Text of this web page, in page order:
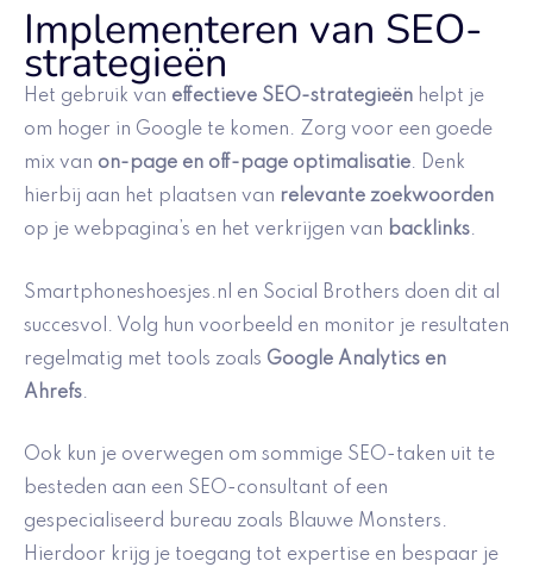
Implementeren van SEO-
strategieën
Het gebruik van effectieve SEO-strategieën helpt je
om hoger in Google te komen. Zorg voor een goede
mix van on-page en off-page optimalisatie. Denk
hierbij aan het plaatsen van relevante zoekwoorden
op je webpagina’s en het verkrijgen van backlinks.
Smartphoneshoesjes.nl en Social Brothers doen dit al
succesvol. Volg hun voorbeeld en monitor je resultaten
regelmatig met tools zoals Google Analytics en
Ahrefs.
Ook kun je overwegen om sommige SEO-taken uit te
besteden aan een SEO-consultant of een
gespecialiseerd bureau zoals Blauwe Monsters.
Hierdoor krijg je toegang tot expertise en bespaar je